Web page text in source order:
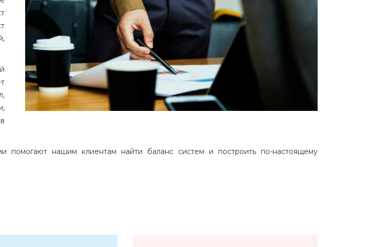
помогают нашим клиентам найти баланс систем и построить по-настоящему